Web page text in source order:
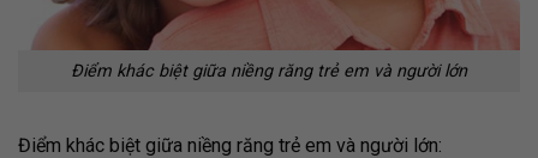
Điểm khác biệt giữa niềng răng trẻ em và người lớn
Điểm khác biệt giữa niềng răng trẻ em và người lớn: